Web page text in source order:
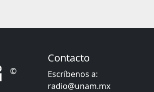
©
Contacto
Escríbenos a:
radio@unam.mx